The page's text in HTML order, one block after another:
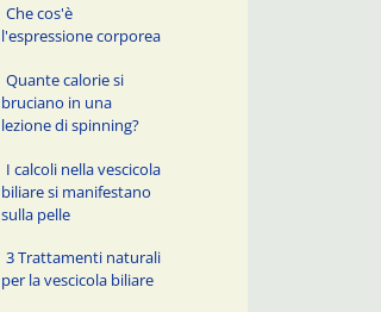
Che cos'è
l'espressione corporea
Quante calorie si
bruciano in una
lezione di spinning?
I calcoli nella vescicola
biliare si manifestano
sulla pelle
3 Trattamenti naturali
per la vescicola biliare